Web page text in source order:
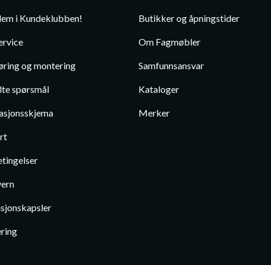
i Kundeklubben!
og montering
spørsmål
Butikker og åpningstider
Om Fagmøbler
Samfunnsansvar
Kataloger
Merker